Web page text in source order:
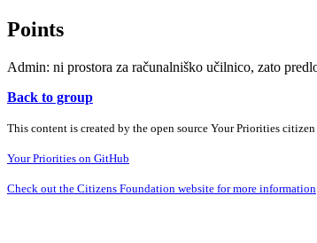
Points
Admin: ni prostora za računalniško učilnico, zato
Back to group
This content is created by the open source Your Priorities
Your Priorities on GitHub
Check out the Citizens Foundation website for more information